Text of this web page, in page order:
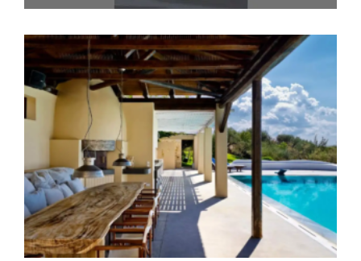
Νέα επταώροφη πολυκατοικία επί
πυλωτής στη Χαλκίδα